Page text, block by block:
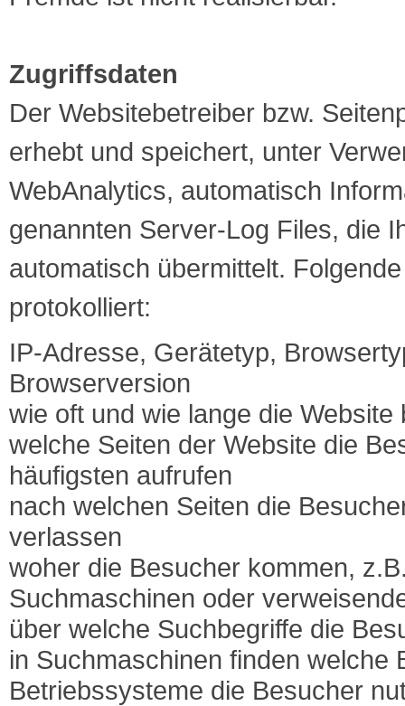
Zugriffsdaten
Der Websitebetreiber bzw.
erhebt und speichert, unter
WebAnalytics, automatisch
genannten Server-Log Files, die
automatisch übermittelt.
protokolliert:
IP-Adresse, Gerätetyp,
Browserversion
wie oft und wie lange die
welche Seiten der Website die
häufigsten aufrufen
nach welchen Seiten die
verlassen
woher die Besucher kommen,
Suchmaschinen oder
über welche Suchbegriffe die
in Suchmaschinen finden welche
Betriebssysteme die Besucher